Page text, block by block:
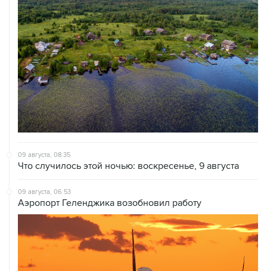
09 августа, 08:35
Что случилось этой ночью: воскресенье, 9 августа
09 августа, 06:53
Аэропорт Геленджика возобновил работу